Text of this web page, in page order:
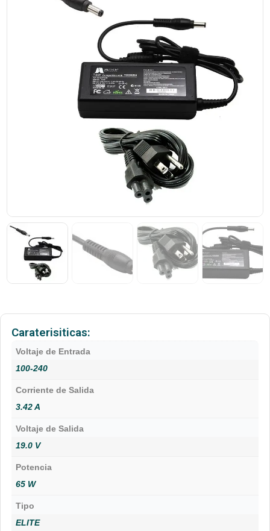
Caraterisiticas:
Voltaje de Entrada
100-240
Corriente de Salida
3.42 A
Voltaje de Salida
19.0 V
Potencia
65 W
Tipo
ELITE